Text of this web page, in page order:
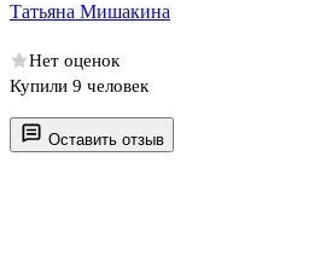
Оставить отзыв
Татьяна Мишакина
Нет оценок
Купили 9 человек